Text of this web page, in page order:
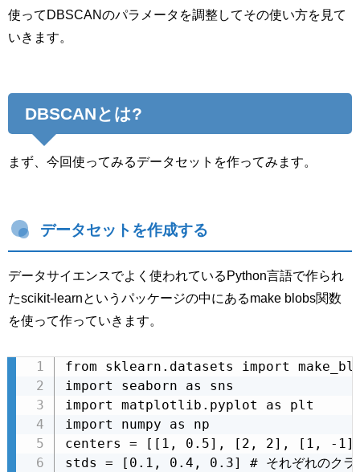
使ってDBSCANのパラメータを調整してその使い方を見て
いきます。
DBSCANとは?
まず、今回使ってみるデータセットを作ってみます。
データセットを作成する
データサイエンスでよく使われているPython言語で作られ
たscikit-learnというパッケージの中にあるmake blobs関数
を使って作っていきます。
from sklearn.datasets import
import seaborn as sns
import matplotlib.pyplot as plt
import numpy as np
centers = [[1, 0.5], [2, 2], [1, -1]] # 答
stds = [0.1, 0.4, 0.3] # それぞれのクラス